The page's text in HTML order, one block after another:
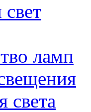
ламп
света